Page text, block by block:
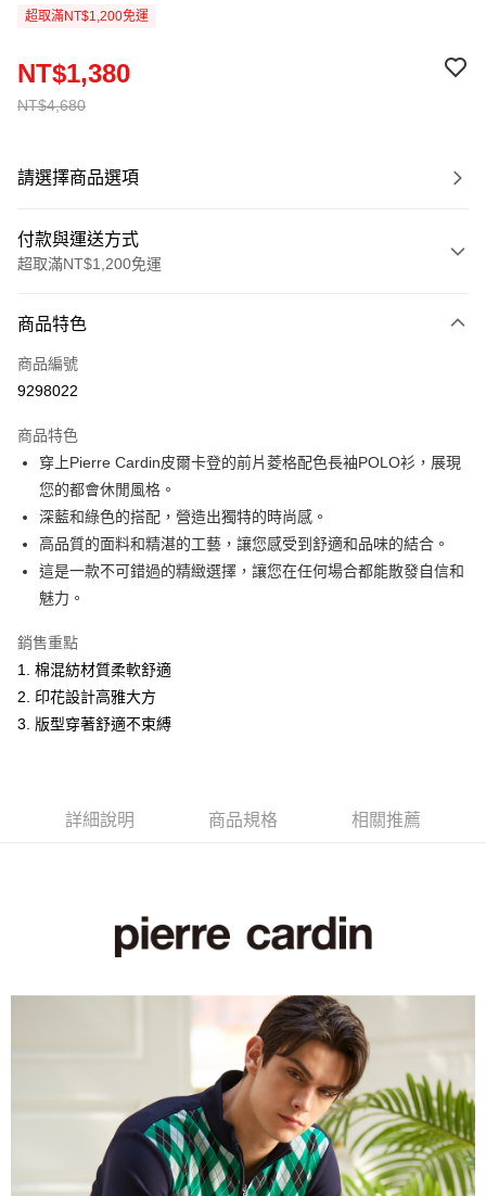
超取滿NT$1,200免運
NT$4,680
NT$1,380
請選擇商品選項
付款與運送方式
超取滿NT$1,200免運
信用卡一次付款
超商取貨付款
Apple Pay
悠遊付
Google Pay
ATM付款
全家取貨付款
每筆NT$60，滿NT$1,200(含以上)免運費
付款後全家取貨
每筆NT$60，滿NT$1,200(含以上)免運費
每筆NT$80，滿NT$1,200(含以上)免運費
每筆NT$80，滿NT$1,200(含以上)免運費
商品特色
商品編號
9298022
商品特色
穿上Pierre Cardin皮爾卡登的前片菱格配色長袖POLO衫，展現
您的都會休閒風格。
深藍和綠色的搭配，營造出獨特的時尚感。
高品質的面料和精湛的工藝，讓您感受到舒適和品味的結合。
這是一款不可錯過的精緻選擇，讓您在任何場合都能散發自信和
魅力。
銷售重點
1. 棉混紡材質柔軟舒適
2. 印花設計高雅大方
3. 版型穿著舒適不束縛
詳細說明 商品規格 相關推薦